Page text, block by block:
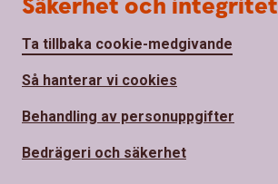
Säkerhet och integritet
Ta tillbaka cookie-medgivande
Så hanterar vi cookies
Behandling av personuppgifter
Bedrägeri och säkerhet